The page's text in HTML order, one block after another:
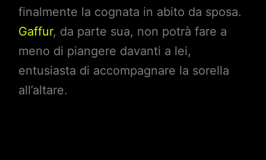
finalmente la cognata in abito da sposa.
Gaffur, da parte sua, non potrà fare a
meno di piangere davanti a lei,
entusiasta di accompagnare la sorella
all’altare.